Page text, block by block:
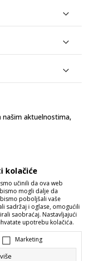
našim aktuelnostima,
kolačiće
učinili da ova web
mogli dalje da
poboljšali vaše
sadržaj i oglase, omogućili
saobraćaj. Nastavljajući
upotrebu kolačića.
Marketing